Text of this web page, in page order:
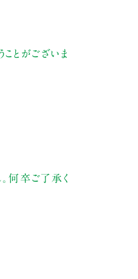
とがございま
何卒ご了承く